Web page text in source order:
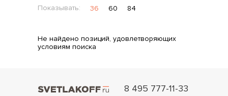
Показывать: 36 60 84
Не найдено позиций, удовлетворяющих
условиям поиска
8 495 777-11-33